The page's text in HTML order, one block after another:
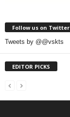
Follow us on Twitter
Tweets by @@vskts
EDITOR PICKS